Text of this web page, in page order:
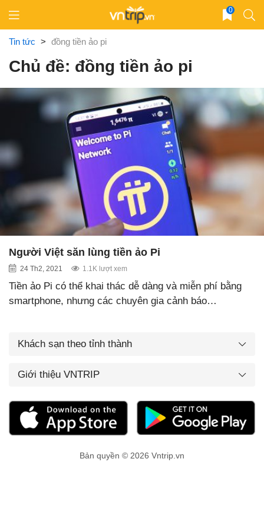
content
0
Tin tức > đồng tiền ảo pi
Chủ đề: đồng tiền ảo pi
Người Việt săn lùng tiền ảo Pi
24 Th2, 2021 1.1K lượt xem
Tiền ảo Pi có thể khai thác dễ dàng và miễn phí bằng
smartphone, nhưng các chuyên gia cảnh báo…
Khách sạn theo tỉnh thành
Giới thiệu VNTRIP
Bản quyền © 2026 Vntrip.vn